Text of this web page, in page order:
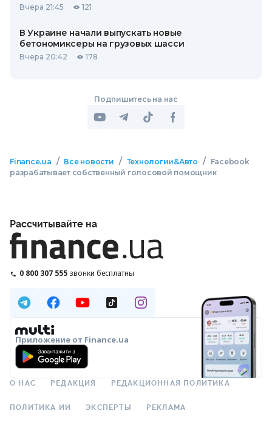
Вчера 21:45 121
В Украине начали выпускать новые
бетономиксеры на грузовых шасси
Вчера 20:42 178
Подпишитесь на нас
Finance.ua / Все новости / Технологии&Авто /
Facebook
разрабатывает собственный голосовой помощник
Рассчитывайте на
0 800 307 555 звонки бесплатны
Приложение от Finance.ua
О НАС РЕДАКЦИЯ РЕДАКЦИОННАЯ ПОЛИТИКА
ПОЛИТИКА ИИ ЭКСПЕРТЫ РЕКЛАМА